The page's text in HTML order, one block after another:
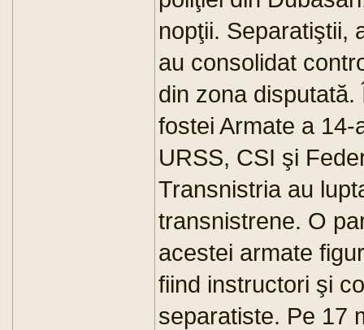
nopţii. Separatiştii,
au consolidat
din zona
fostei Armate a
URSS, CSI şi
Transnistria au
transnistrene. O
acestei armate
fiind instructori şi
separatiste. Pe 17